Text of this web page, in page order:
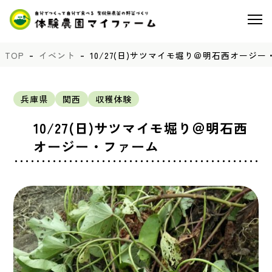
TOP イベント 10/27(日)サツマイモ堀り＠明石西オージー
兵庫県 関西 収穫体験
10/27(日)サツマイモ堀り＠明石西
オージー・ファーム